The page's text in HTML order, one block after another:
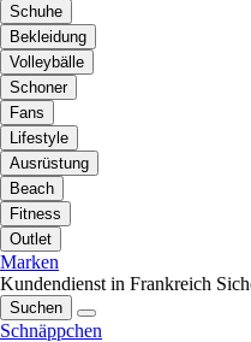
Schuhe
Bekleidung
Volleybälle
Schoner
Fans
Lifestyle
Ausrüstung
Beach
Fitness
Outlet
Marken
Kundendienst in Frankreich
Suchen
Schnäppchen